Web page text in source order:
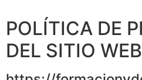
POLÍTICA DE
DEL SITIO WEB